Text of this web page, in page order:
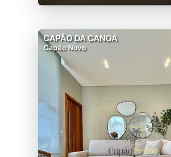
CAPÃO DA CANOA
Capão Novo